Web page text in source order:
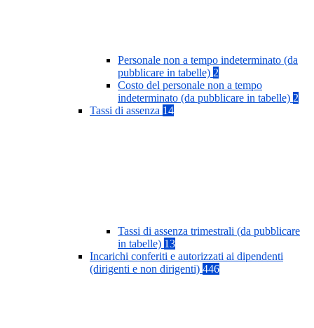
Personale non a tempo indeterminato (da
pubblicare in tabelle) 2
Costo del personale non a tempo
indeterminato (da pubblicare in tabelle) 2
Tassi di assenza 14
Tassi di assenza trimestrali (da pubblicare
in tabelle) 13
Incarichi conferiti e autorizzati ai dipendenti
(dirigenti e non dirigenti) 446